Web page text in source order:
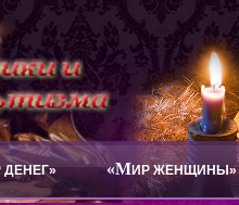
ДЕНЕГ» «МИР ЖЕНЩИНЫ»